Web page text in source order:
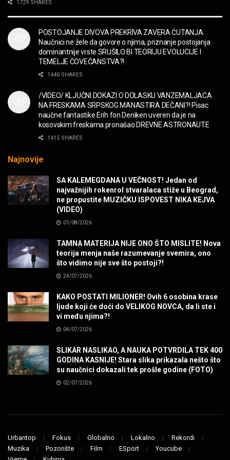
“Missin’ Yo’ Kissin'” BILLY ZZ TOP
MUZIKA
FILM
MUZIKA
POVRATAK Iron Maiden The Writing On The Wall
SENIDAHHH!
Miss You! Charlie Watts
MUZIKA
MUZIKA
MAD MAD DRUMMER!
MUZIKA
1729 SHARES
POSTOJANJE DIVOVA PREKRIVA ZAVERA ĆUTANJA:
Naučnici ne žele da govore o njima, priznanje postojanja
dominantnije vrste SRUŠILO BI TEORIJU EVOLUCIJE I
TEMELJE ČOVEČANSTVA?!
1440 SHARES
/VIDEO/ KLJUČNI DOKAZI O DOLASKU VANZEMALJACA
NA FRESKAMA SRPSKOG MANASTIRA DEČANI?! Pisac
naučne fantastike Erih fon Deniken uveren da je na
kosovskim freskama pronašao DREVNE ASTRONAUTE
1415 SHARES
Najnovije
SA KALEMEGDANA U VEČNOST! Jedan od
najvažnijih rokenrol stvaralaca stiže u Beograd,
ne propustite MUZIČKU ISPOVEST NIKA KEJVA
(VIDEO)
01/08/2026
TAMNA MATERIJA NIJE ONO ŠTO MISLITE! Nova
teorija menja naše razumevanje svemira, ono
što vidimo nije sve što postoji?!
24/07/2026
KAKO POSTATI MILIONER! Ovih 6 osobina krase
ljude koji će doći do VELIKOG NOVCA, da li ste i
vi među njima?!
04/07/2026
SLIKAR NASLIKAO, A NAUKA POTVRDILA TEK 400
GODINA KASNIJE! Stara slika prikazala nešto što
su naučnici dokazali tek prošle godine (FOTO)
02/07/2026
Urbantop Fokus Globalno Lokalno
Rekordi
Muzika
Pozorište Film ESport
Youcube